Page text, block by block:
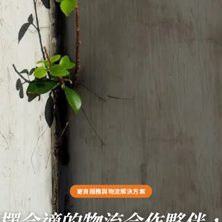
寄貨服務與物流解決方案